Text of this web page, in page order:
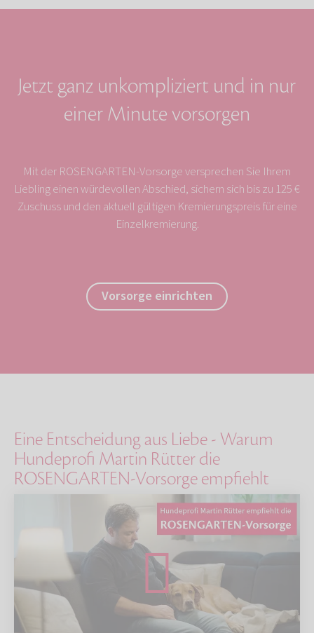
Jetzt ganz unkompliziert und in nur
einer Minute vorsorgen
Mit der ROSENGARTEN-Vorsorge versprechen Sie Ihrem
Liebling einen würdevollen Abschied, sichern sich bis zu 125 €
Zuschuss und den aktuell gültigen Kremierungspreis für eine
Einzelkremierung.
Vorsorge einrichten
Eine Entscheidung aus Liebe - Warum
Hundeprofi Martin Rütter die
ROSENGARTEN-Vorsorge empfiehlt